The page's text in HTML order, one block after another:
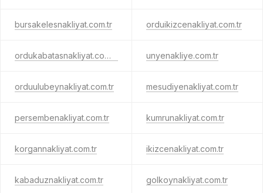
bursakelesnakliyat.com.tr orduikizcenakliyat.com.tr
ordukabatasnakliyat.com.tr unyenakliye.com.tr
orduulubeynakliyat.com.tr mesudiyenakliyat.com.tr
persembenakliyat.com.tr kumrunakliyat.com.tr
korgannakliyat.com.tr ikizcenakliyat.com.tr
kabaduznakliyat.com.tr golkoynakliyat.com.tr